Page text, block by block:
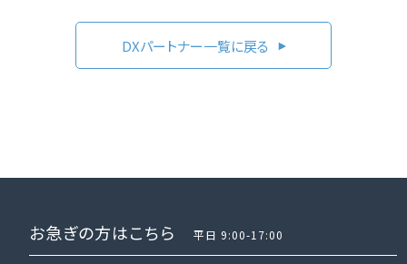
DXパートナー一覧に戻る
お急ぎの方はこちら 平日 9:00-17:00